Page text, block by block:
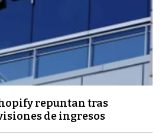
repuntan tras
de ingresos